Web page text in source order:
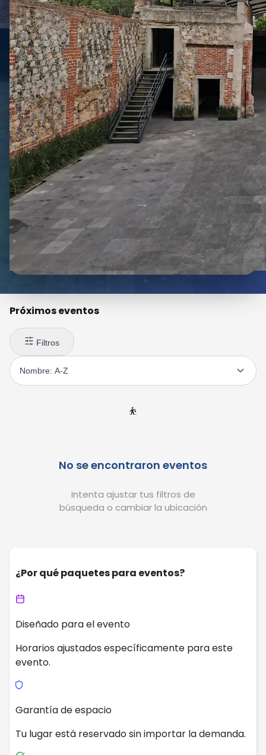
Próximos eventos
Filtros
⛹️
No se encontraron eventos
Intenta ajustar tus filtros de
búsqueda o cambiar la ubicación
¿Por qué paquetes para eventos?
Diseñado para el evento
Horarios ajustados específicamente para este
evento.
Garantía de espacio
Tu lugar está reservado sin importar la demanda.